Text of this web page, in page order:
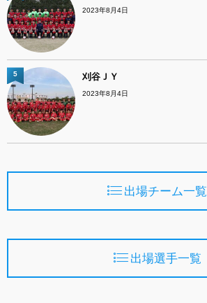
2023年8月4日
刈谷ＪＹ
2023年8月4日
5
出場チーム一覧
出場選手一覧